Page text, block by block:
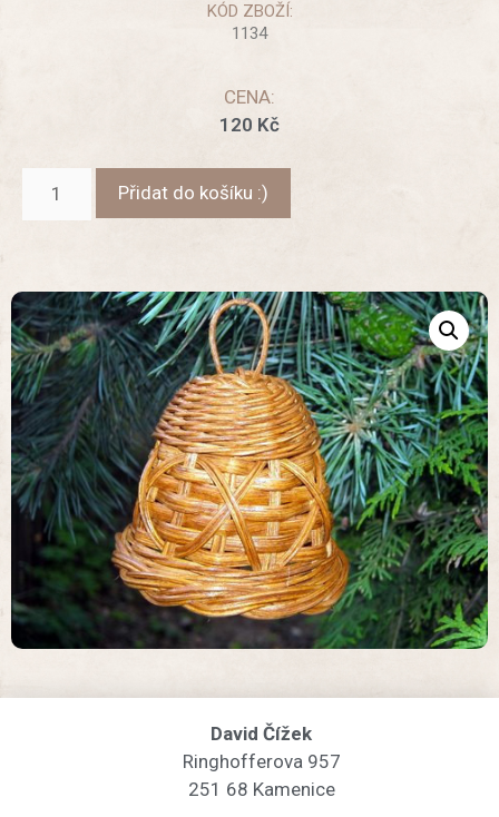
KÓD ZBOŽÍ:
1134
CENA:
120 Kč
Přidat do košíku :)
David Čížek
Ringhofferova 957
251 68 Kamenice